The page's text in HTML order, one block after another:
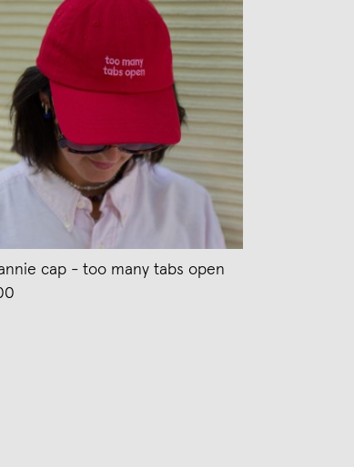
cap - too many tabs open